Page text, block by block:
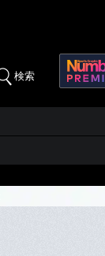
検索